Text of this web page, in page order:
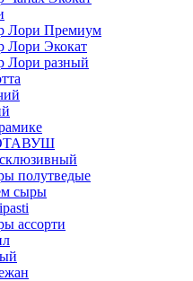
Лори Премиум
Лори Экокат
Лори разный
полутведые
сыры
ассорти